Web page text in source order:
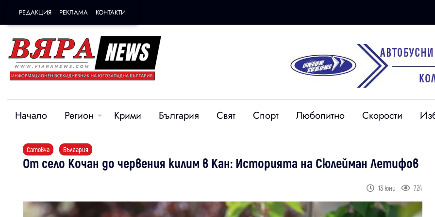
РЕДАКЦИЯ РЕКЛАМА КОНТАКТИ
Начало Регион Крими България Свят Спорт Любопитно Скорости
Сатовча България
От село Кочан до червения килим в Кан: Историята на Сюлейман Летифов
13 юни 724